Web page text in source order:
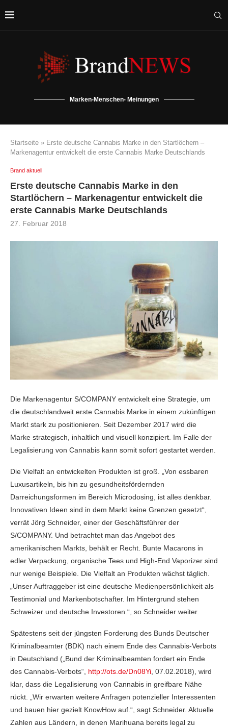
Marken-Menschen- Meinungen
Startseite » Erste deutsche Cannabis Marke in den Startlöchern –
Markenagentur entwickelt die erste Cannabis Marke Deutschlands
Brand aktuell
Erste deutsche Cannabis Marke in den
Startlöchern – Markenagentur entwickelt die
erste Cannabis Marke Deutschlands
27. Februar 2018
Die Markenagentur S/COMPANY entwickelt eine Strategie, um
die deutschlandweit erste Cannabis Marke in einem zukünftigen
Markt stark zu positionieren. Seit Dezember 2017 wird die
Marke strategisch, inhaltlich und visuell konzipiert. Im Falle der
Legalisierung von Cannabis kann somit sofort gestartet werden.
Die Vielfalt an entwickelten Produkten ist groß. „Von essbaren
Luxusartikeln, bis hin zu gesundheitsfördernden
Darreichungsformen im Bereich Microdosing, ist alles denkbar.
Innovativen Ideen sind in dem Markt keine Grenzen gesetzt“,
verrät Jörg Schneider, einer der Geschäftsführer der
S/COMPANY. Und betrachtet man das Angebot des
amerikanischen Markts, behält er Recht. Bunte Macarons in
edler Verpackung, organische Tees und High-End Vaporizer sind
nur wenige Beispiele. Die Vielfalt an Produkten wächst täglich.
„Unser Auftraggeber ist eine deutsche Medienpersönlichkeit als
Testimonial und Markenbotschafter. Im Hintergrund stehen
Schweizer und deutsche Investoren.“, so Schneider weiter.
Spätestens seit der jüngsten Forderung des Bunds Deutscher
Kriminalbeamter (BDK) nach einem Ende des Cannabis-Verbots
in Deutschland („Bund der Kriminalbeamten fordert ein Ende
des Cannabis-Verbots“, http://ots.de/Dn08Yi , 07.02.2018), wird
klar, dass die Legalisierung von Cannabis in greifbare Nähe
rückt. „Wir erwarten weitere Anfragen potenzieller Interessenten
und bauen hier gezielt KnowHow auf.“, sagt Schneider. Aktuelle
Zahlen aus Ländern, in denen Marihuana bereits legal zu